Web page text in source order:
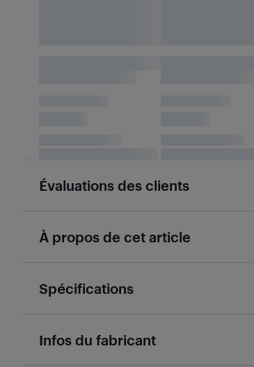
Évaluations des clients
À propos de cet article
Spécifications
Infos du fabricant